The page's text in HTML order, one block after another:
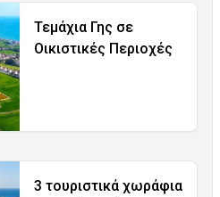
Τεμάχια Γης σε
Οικιστικές Περιοχές
3 τουριστικά χωράφια